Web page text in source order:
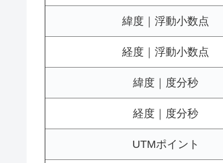
緯度｜浮動小数点
経度｜浮動小数点
緯度｜度分秒
経度｜度分秒
UTMポイント